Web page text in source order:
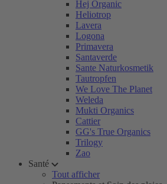
Hej Organic
Heliotrop
Lavera
Logona
Primavera
Santaverde
Sante Naturkosmetik
Tautropfen
We Love The Planet
Weleda
Mukti Organics
Cattier
GG's True Organics
Trilogy
Zao
Santé
Tout afficher